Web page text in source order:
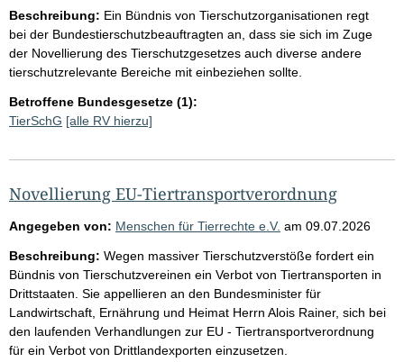
Beschreibung: Ein Bündnis von Tierschutzorganisationen regt
bei der Bundestierschutzbeauftragten an, dass sie sich im Zuge
der Novellierung des Tierschutzgesetzes auch diverse andere
tierschutzrelevante Bereiche mit einbeziehen sollte.
Betroffene Bundesgesetze (1):
TierSchG [alle RV hierzu]
Novellierung EU-Tiertransportverordnung
Angegeben von: Menschen für Tierrechte e.V. am 09.07.2026
Beschreibung: Wegen massiver Tierschutzverstöße fordert ein
Bündnis von Tierschutzvereinen ein Verbot von Tiertransporten in
Drittstaaten. Sie appellieren an den Bundesminister für
Landwirtschaft, Ernährung und Heimat Herrn Alois Rainer, sich bei
den laufenden Verhandlungen zur EU - Tiertransportverordnung
für ein Verbot von Drittlandexporten einzusetzen.